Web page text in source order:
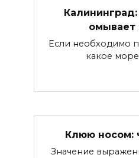
омывает
Если необходимо
какое
Клюю носом:
Значение